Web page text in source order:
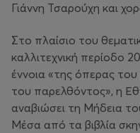
Γιάννη Τσαρούχη και
Στο πλαίσιο του
καλλιτεχνική περίοδο
έννοια «της όπερας
του παρελθόντος», η
αναβιώσει τη Μήδεια
Μέσα από τα βιβλία